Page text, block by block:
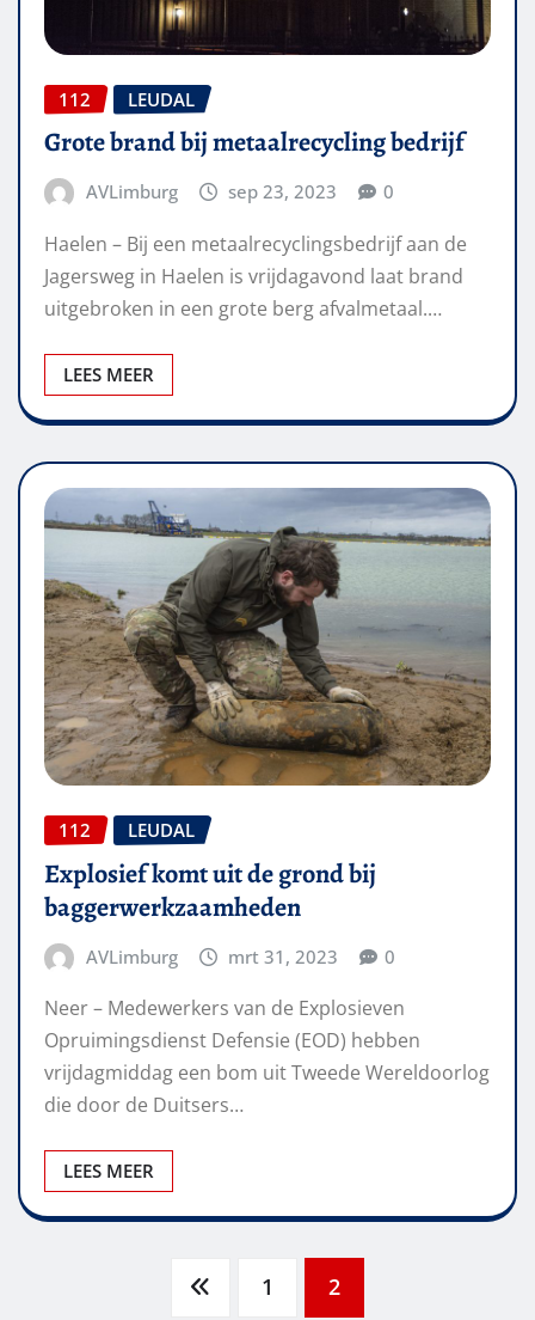
112 LEUDAL
Grote brand bij metaalrecycling bedrijf
AVLimburg sep 23, 2023 0
Haelen – Bij een metaalrecyclingsbedrijf aan de
Jagersweg in Haelen is vrijdagavond laat brand
uitgebroken in een grote berg afvalmetaal.…
LEES MEER
112 LEUDAL
Explosief komt uit de grond bij
baggerwerkzaamheden
AVLimburg mrt 31, 2023 0
Neer – Medewerkers van de Explosieven
Opruimingsdienst Defensie (EOD) hebben
vrijdagmiddag een bom uit Tweede Wereldoorlog
die door de Duitsers…
LEES MEER
Berichten 1 2